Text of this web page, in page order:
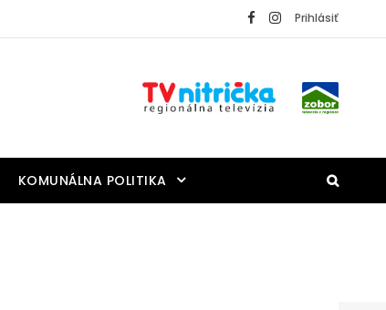
Prihlásiť
KOMUNÁLNA POLITIKA